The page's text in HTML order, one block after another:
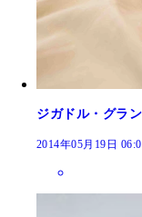
ジガドル・グラ
2014年05月19日